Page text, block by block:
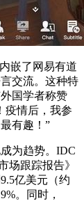
嵌了网易有道
交流。这种特
国学者称赞
疫情后，我参
有趣！”
为趋势。IDC
场跟踪报告》
亿美元（约
。同时，